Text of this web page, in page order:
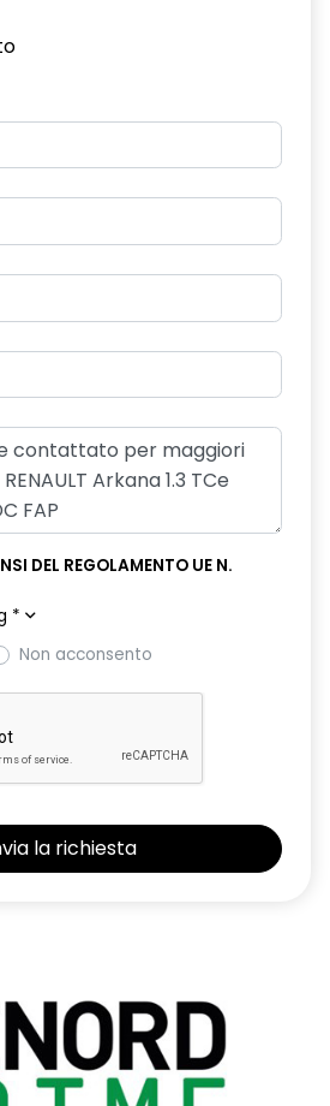
DEL REGOLAMENTO UE N.
*
Non acconsento